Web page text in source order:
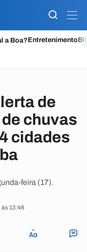
a Boa?Entretenimento
de
chuvas
cidades
feira (17).
às 13:46